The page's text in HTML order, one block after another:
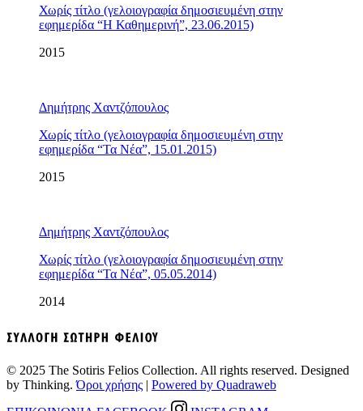
Χωρίς τίτλο (γελοιογραφία δημοσιευμένη στην
εφημερίδα “Η Καθημερινή”, 23.06.2015)
2015
Δημήτρης Χαντζόπουλος
Χωρίς τίτλο (γελοιογραφία δημοσιευμένη στην
εφημερίδα “Τα Νέα”, 15.01.2015)
2015
Δημήτρης Χαντζόπουλος
Χωρίς τίτλο (γελοιογραφία δημοσιευμένη στην
εφημερίδα “Τα Νέα”, 05.05.2014)
2014
© 2025 The Sotiris Felios Collection. All rights reserved. Designed
by Thinking.Όροι χρήσης | Powered by Quadraweb